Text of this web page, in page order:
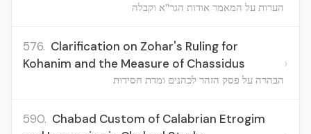
הערות על המאמר אודות הגר"א וקבלה
576. Clarification on Zohar's Ruling for
Kohanim and the Measure of Chassidus
הבהרה על פסק הזהר לכהנים ומדת חסידות
›
590. Chabad Custom of Calabrian Etrogim